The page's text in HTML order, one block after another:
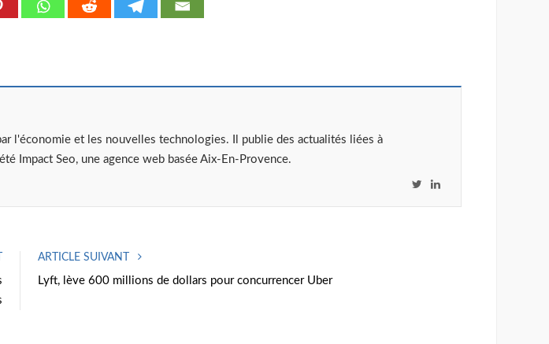
l'économie et les nouvelles technologies. Il publie des actualités liées à
Impact Seo, une agence web basée Aix-En-Provence.
L
ARTICLE SUIVANT
Lyft, lève 600 millions de dollars pour concurrencer Uber